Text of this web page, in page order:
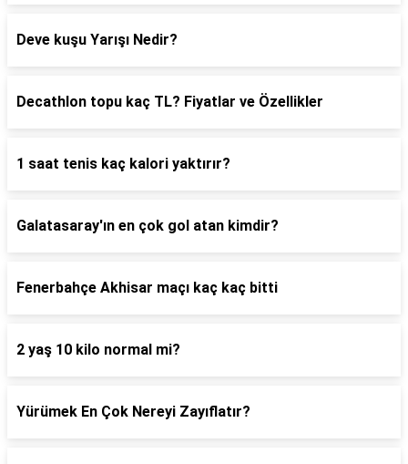
Deve kuşu Yarışı Nedir?
Decathlon topu kaç TL? Fiyatlar ve Özellikler
1 saat tenis kaç kalori yaktırır?
Galatasaray'ın en çok gol atan kimdir?
Fenerbahçe Akhisar maçı kaç kaç bitti
2 yaş 10 kilo normal mi?
Yürümek En Çok Nereyi Zayıflatır?